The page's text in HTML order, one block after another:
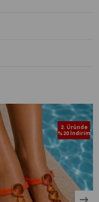
2. Üründe
%20 İndirim